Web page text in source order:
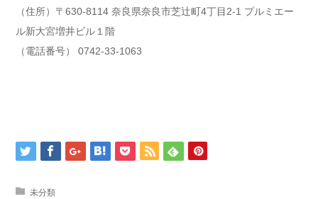
（住所）〒630-8114 奈良県奈良市芝辻町4丁目2-1 プルミエー
ル新大宮増井ビル１階
（電話番号） 0742-33-1063
未分類